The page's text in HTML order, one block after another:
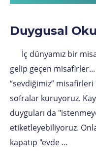
Duygusal
İç dünyamız bir
gelip geçen
“sevdiğimiz”
sofralar kuruyoruz.
duyguları da
etiketleyebiliyoruz.
kapatıp "evde …